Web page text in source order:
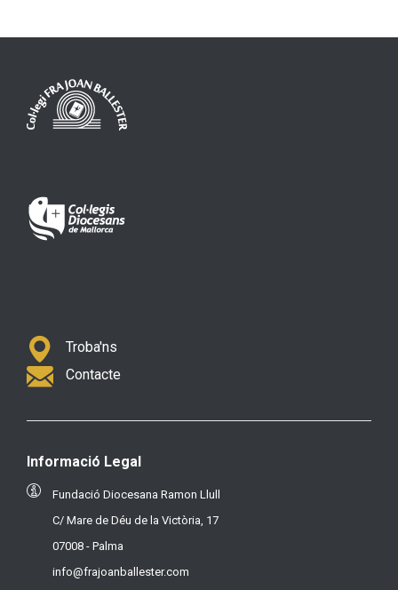
Troba'ns
Contacte
Informació Legal
Fundació Diocesana Ramon Llull
C/ Mare de Déu de la Victòria, 17
07008 - Palma
info@frajoanballester.com